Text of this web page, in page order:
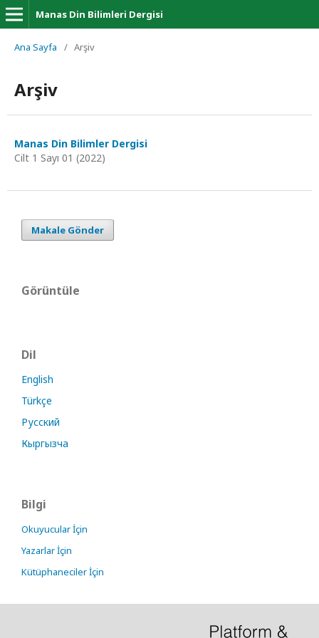
Manas Din Bilimleri Dergisi
Ana Sayfa / Arşiv
Arşiv
Manas Din Bilimler Dergisi
Cilt 1 Sayı 01 (2022)
Makale Gönder
Görüntüle
Dil
English
Türkçe
Русский
Кыргызча
Bilgi
Okuyucular İçin
Yazarlar İçin
Kütüphaneciler İçin